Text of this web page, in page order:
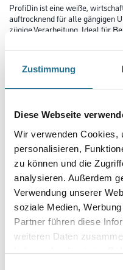
Zustimmung
Diese Webseite
Wir verwenden Cookies,
personalisieren,
zu können und die
analysieren. Außerdem
Verwendung unserer
soziale Medien,
Partner führen diese
weiteren Daten
haben oder die sie im
ProfiDin ist eine weiße,
auftrocknend für alle gängigen
zügige Verarbeitung. Ideal für
Farbtonbezeichnung
Gebinde
Umrechnungsfaktoren